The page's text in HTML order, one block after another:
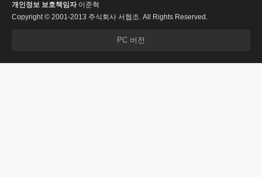
개인정보 보호책임자이준혁
Copyright © 2001-2013 주식회사 서협조. All Rights Reserved.
PC 버전